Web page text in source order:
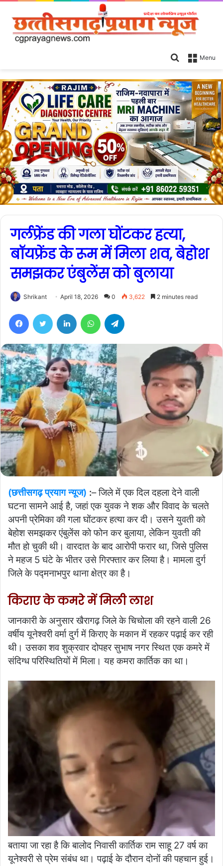
Menu
Search
गर्लफ्रेंड की गला घोंटकर हत्या,
बॉयफ्रेंड के रूम में मिला शव, बेहोश
समझकर एंबुलेंस को बुलाया
Shrikant April 18, 2026 0 3,622 2 minutes read
(छत्तीसगढ़ प्रयाग न्यूज) :– जिले में एक दिल दहला देने वाली
घटना सामने आई है, जहां एक युवक ने शक और विवाद के चलते
अपनी प्रेमिका की गला घोंटकर हत्या कर दी। उसने युवती को
बेहोश समझकर एंबुलेंस को फोन कर बुलाया, लेकिन युवती की
मौत हो चुकी थी। वारदात के बाद आरोपी फरार था, जिसे पुलिस
ने महज 5 घंटे के भीतर उसे गिरफ्तार कर लिया है। मामला दुर्ग
जिले के पद्मनाभपुर थाना क्षेत्र का है।
किराए के कमरे में मिली लाश
जानकारी के अनुसार खैरागढ़ जिले के चिचोला की रहने वाली 26
वर्षीय यूनेश्वरी वर्मा दुर्ग में किराए के मकान में रहकर पढ़ाई कर रही
थी। उसका शव शुक्रवार दोपहर सुभाष नगर स्थित एक कमरे में
संदिग्ध परिस्थितियों में मिला। यह कमरा कार्तिक का था।
बताया जा रहा है कि बालोद निवासी कार्तिक राम साहू 27 वर्ष का
यूनेश्वरी से प्रेम संबंध था। पढ़ाई के दौरान दोनों की पहचान हुई।